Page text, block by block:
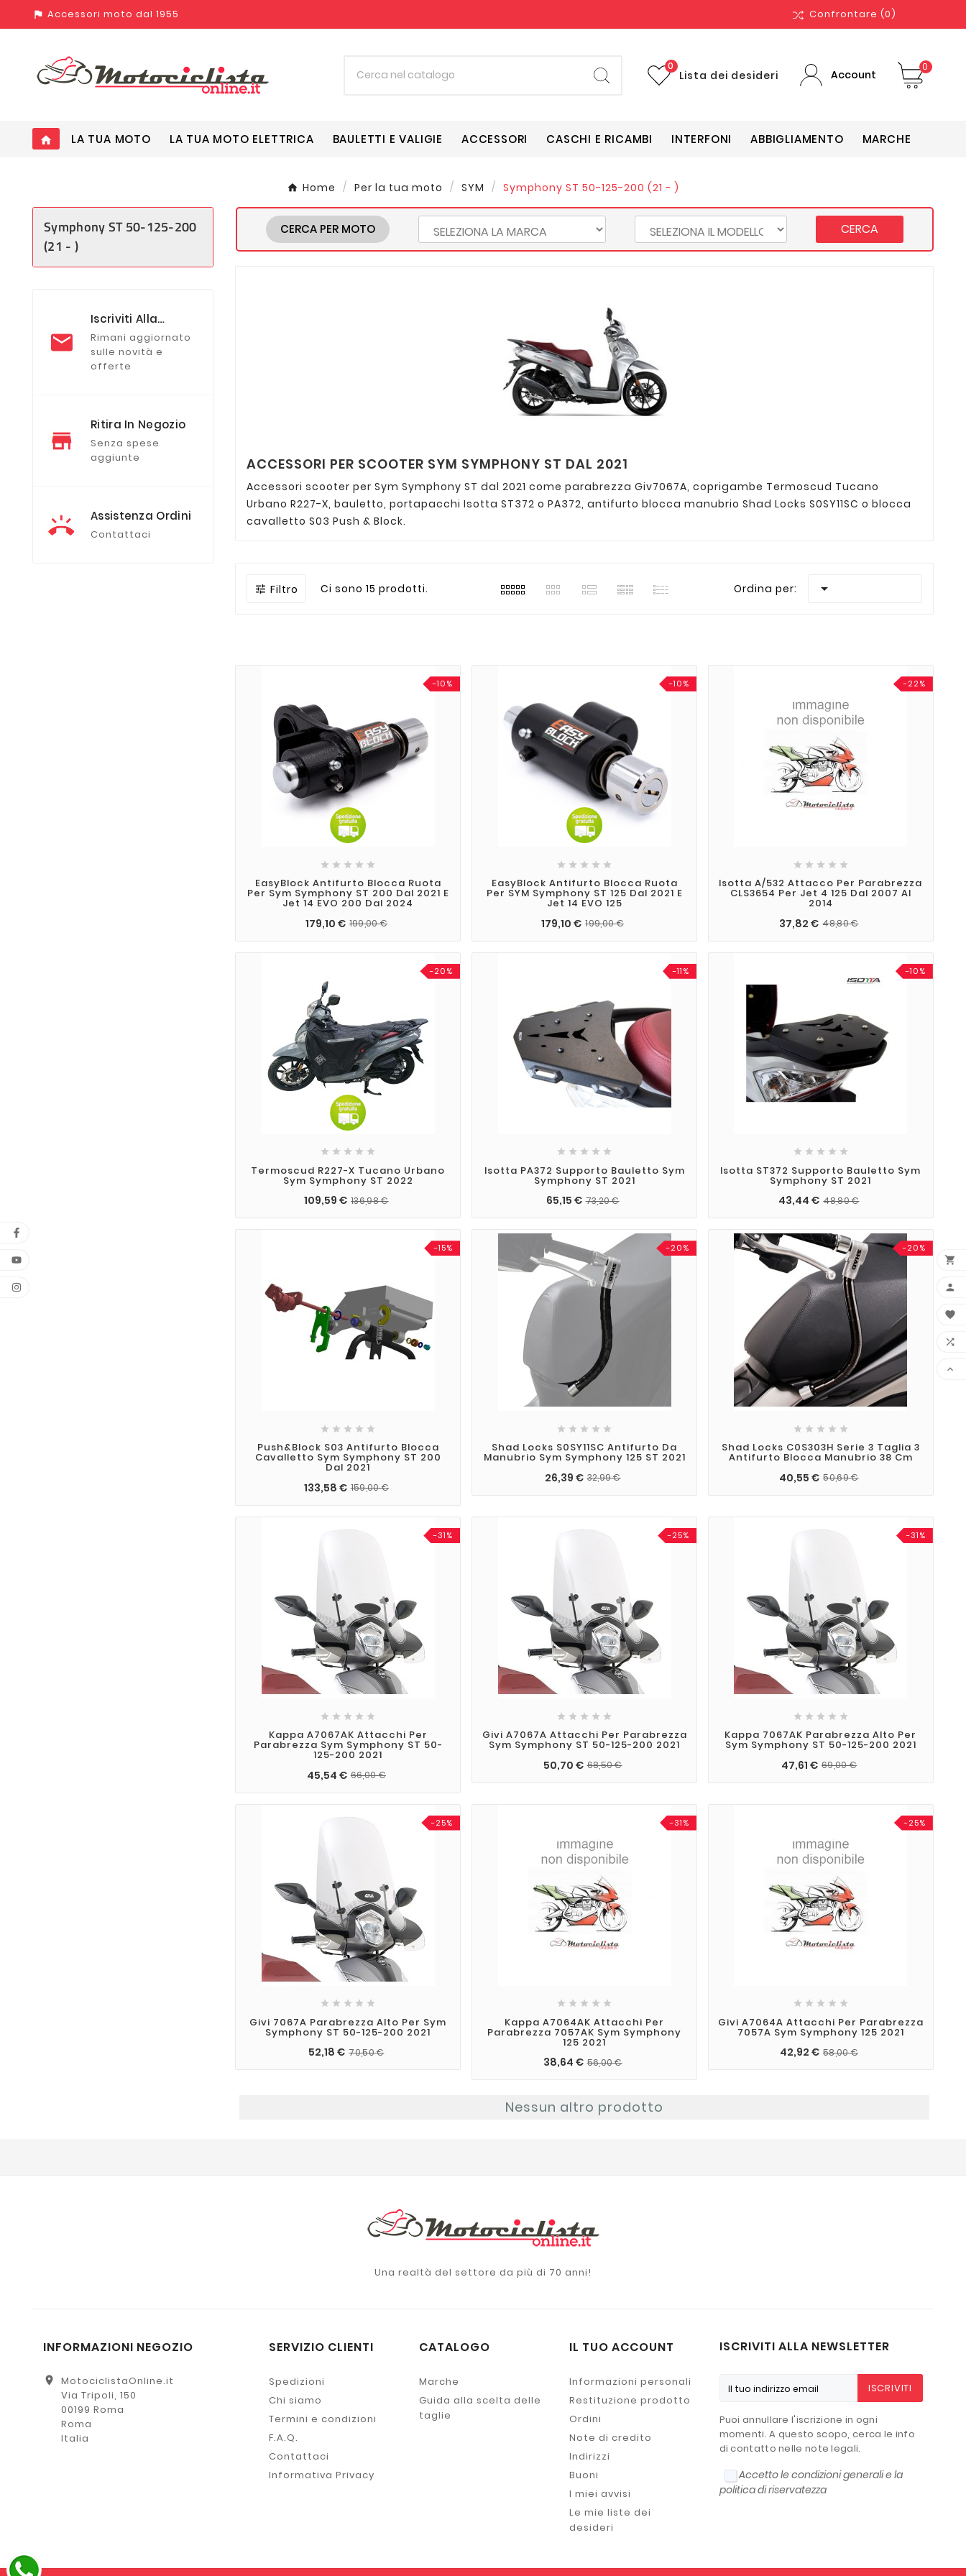
assistant_photo Accessori moto dal 1955 Confrontare (0)
Lista dei desideri
0
Account
0
home LA TUA MOTO LA TUA MOTO ELETTRICA BAULETTI E VALIGIE ACCESSORI CASCHI E RICAMBI INTERFONI ABBIGLIAMENTO MARCHE
Home Per la tua moto SYM Symphony ST 50-125-200 (21 - )
Symphony ST 50-125-200
(21 - )
Iscriviti Alla
Newsletter
Rimani aggiornato
sulle novità e
offerte
Ritira In Negozio
Senza spese
aggiunte
Assistenza Ordini
Contattaci
CERCA PER MOTO CERCA
ACCESSORI PER SCOOTER SYM SYMPHONY ST DAL 2021
Accessori scooter per Sym Symphony ST dal 2021 come parabrezza Giv7067A, coprigambe Termoscud Tucano
Urbano R227-X, bauletto, portapacchi Isotta ST372 o PA372, antifurto blocca manubrio Shad Locks S0SY11SC o blocca
cavalletto S03 Push & Block.
 Filtro Ci sono 15 prodotti. Ordina per: 
-10%
    
EasyBlock Antifurto Blocca Ruota
Per Sym Symphony ST 200 Dal 2021 E
Jet 14 EVO 200 Dal 2024
179,10 € 199,00 €
-10%
    
EasyBlock Antifurto Blocca Ruota
Per SYM Symphony ST 125 Dal 2021 E
Jet 14 EVO 125
179,10 € 199,00 €
-22%
    
Isotta A/532 Attacco Per Parabrezza
CLS3654 Per Jet 4 125 Dal 2007 Al
2014
37,82 € 48,80 €
-20%
    
Termoscud R227-X Tucano Urbano
Sym Symphony ST 2022
109,59 € 136,98 €
-11%
    
Isotta PA372 Supporto Bauletto Sym
Symphony ST 2021
65,15 € 73,20 €
-10%
    
Isotta ST372 Supporto Bauletto Sym
Symphony ST 2021
43,44 € 48,80 €
-15%
    
Push&Block S03 Antifurto Blocca
Cavalletto Sym Symphony ST 200
Dal 2021
133,58 € 159,00 €
-20%
    
Shad Locks S0SY11SC Antifurto Da
Manubrio Sym Symphony 125 ST 2021
26,39 € 32,99 €
-20%
    
Shad Locks C0S303H Serie 3 Taglia 3
Antifurto Blocca Manubrio 38 Cm
40,55 € 50,69 €
-31%
    
Kappa A7067AK Attacchi Per
Parabrezza Sym Symphony ST 50-
125-200 2021
45,54 € 66,00 €
-25%
    
Givi A7067A Attacchi Per Parabrezza
Sym Symphony ST 50-125-200 2021
50,70 € 68,50 €
-31%
    
Kappa 7067AK Parabrezza Alto Per
Sym Symphony ST 50-125-200 2021
47,61 € 69,00 €
-25%
    
Givi 7067A Parabrezza Alto Per Sym
Symphony ST 50-125-200 2021
52,18 € 70,50 €
-31%
    
Kappa A7064AK Attacchi Per
Parabrezza 7057AK Sym Symphony
125 2021
38,64 € 56,00 €
-25%
    
Givi A7064A Attacchi Per Parabrezza
7057A Sym Symphony 125 2021
42,92 € 58,00 €
Nessun altro prodotto
Una realtà del settore da più di 70 anni!
INFORMAZIONI NEGOZIO
location_on
MotociclistaOnline.it
Via Tripoli, 150
00199 Roma
Roma
Italia
SERVIZIO CLIENTI
Spedizioni
Chi siamo
Termini e condizioni
F.A.Q.
Contattaci
Informativa Privacy
CATALOGO
Marche
Guida alla scelta delle
taglie
IL TUO ACCOUNT
Informazioni personali
Restituzione prodotto
Ordini
Note di credito
Indirizzi
Buoni
I miei avvisi
Le mie liste dei
desideri
ISCRIVITI ALLA NEWSLETTER
ISCRIVITI
Puoi annullare l'iscrizione in ogni
momenti. A questo scopo, cerca le info
di contatto nelle note legali.
Accetto le condizioni generali e la
politica di riservatezza




